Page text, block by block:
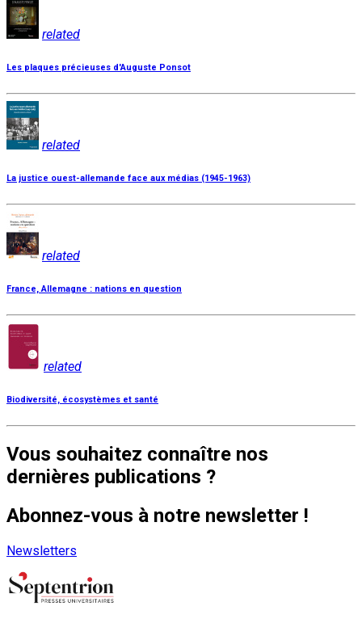
related
Les plaques précieuses d'Auguste Ponsot
related
La justice ouest-allemande face aux médias (1945-1963)
related
France, Allemagne : nations en question
related
Biodiversité, écosystèmes et santé
Vous souhaitez connaître nos
dernières publications ?
Abonnez-vous à notre newsletter !
Newsletters